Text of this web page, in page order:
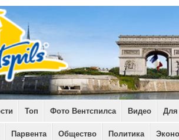
Топ Фото Вентспилса Видео Для
Парвента Общество Политика